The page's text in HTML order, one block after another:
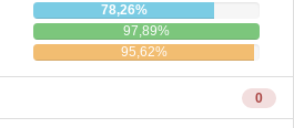
78,26%
97,89%
95,62%
0